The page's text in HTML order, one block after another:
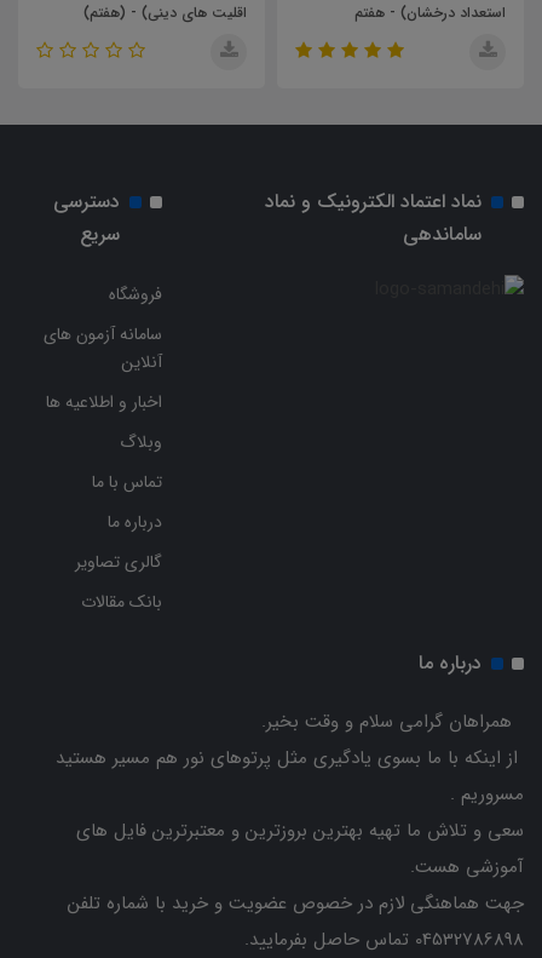
درخشان) - هفتم
اقلیت های دینی) - (هفتم)
نماد اعتماد الکترونیک و نماد
ساماندهی
دسترسی
سریع
فروشگاه
سامانه آزمون های
آنلاین
اخبار و اطلاعیه ها
وبلاگ
تماس با ما
درباره ما
گالری تصاویر
بانک مقالات
درباره ما
همراهان گرامی سلام و وقت بخیر.
از اینکه با ما بسوی یادگیری مثل پرتوهای نور هم مسیر هستید
مسروریم .
سعی و تلاش ما تهیه بهترین بروزترین و معتبرترین فایل های
آموزشی هست.
جهت هماهنگی لازم در خصوص عضویت و خرید با شماره تلفن
04532786898 تماس حاصل بفرمایید.